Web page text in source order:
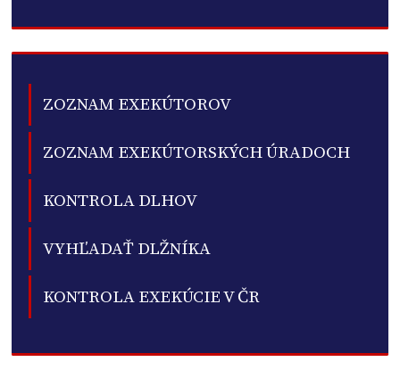
ZOZNAM EXEKÚTOROV
ZOZNAM EXEKÚTORSKÝCH ÚRADOCH
KONTROLA DLHOV
VYHĽADAŤ DLŽNÍKA
KONTROLA EXEKÚCIE V ČR